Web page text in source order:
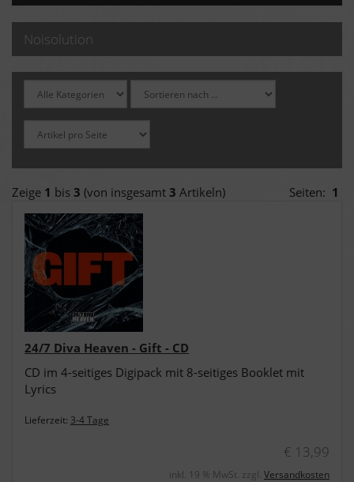
Noisolution
Zeige 1 bis 3 (von insgesamt 3 Artikeln) Seiten: 1
24/7 Diva Heaven - Gift - CD
CD im 4-seitiges Digipack mit 8-seitiges Booklet mit
Lyrics
Lieferzeit: 3-4 Tage
€ 13,99
inkl. 19 % MwSt. zzgl. Versandkosten